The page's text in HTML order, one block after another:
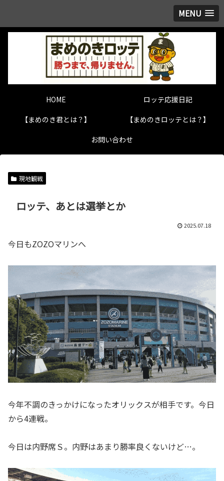
MENU
HOME
ロッテ応援日記
【まめのき君とは？】
【まめのきロッテとは？】
お問い合わせ
現地観戦
ロッテ、あとは選挙とか
2025.07.18
今日もZOZOマリンへ
今年不調のきっかけになったオリックスが相手です。今日
から4連戦。
今日は内野席Ｓ。内野はあまり勝率良くないけど…。